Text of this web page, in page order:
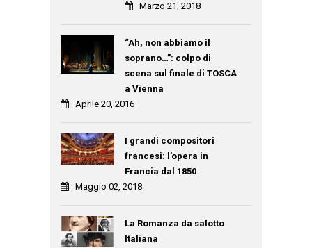
Marzo 21, 2018
“Ah, non abbiamo il
soprano…”: colpo di
scena sul finale di TOSCA
a Vienna
Aprile 20, 2016
I grandi compositori
francesi: l’opera in
Francia dal 1850
Maggio 02, 2018
La Romanza da salotto
Italiana